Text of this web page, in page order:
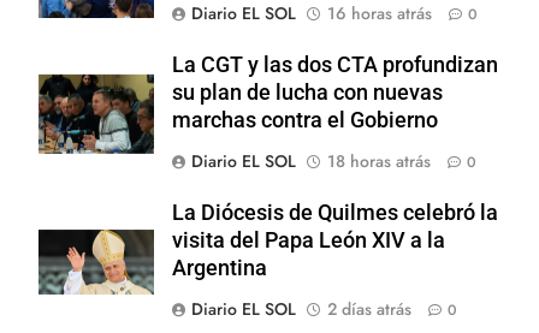
Diario EL SOL
16 horas atrás 0
La CGT y las dos CTA profundizan
su plan de lucha con nuevas
marchas contra el Gobierno
Diario EL SOL
18 horas atrás 0
La Diócesis de Quilmes celebró la
visita del Papa León XIV a la
Argentina
Diario EL SOL
2 días atrás 0